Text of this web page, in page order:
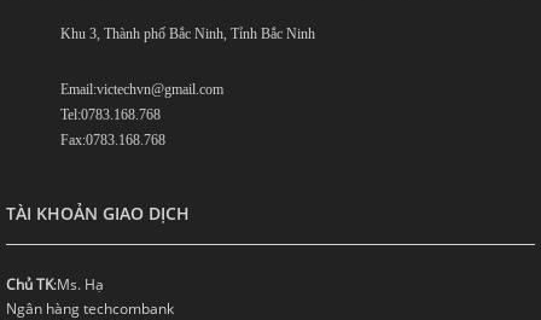
Khu 3, Thành phố Bắc Ninh, Tỉnh Bắc Ninh
Email:victechvn@gmail.com
Tel:0783.168.768
Fax:0783.168.768
TÀI KHOẢN GIAO DỊCH
Chủ TK:Ms. Hạ
Ngân hàng techcombank